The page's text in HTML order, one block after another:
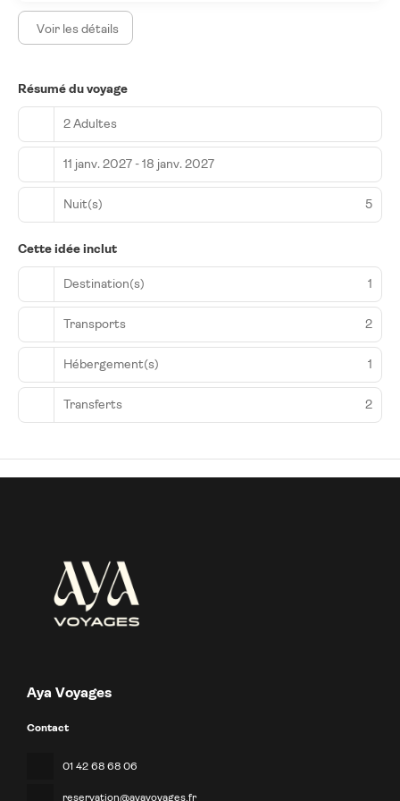
Voir les détails
Résumé du voyage
2 Adultes
11 janv. 2027 - 18 janv. 2027
Nuit(s) 5
Cette idée inclut
Destination(s) 1
Transports 2
Hébergement(s) 1
Transferts 2
Aya Voyages
Contact
01 42 68 68 06
reservation@ayavoyages.fr